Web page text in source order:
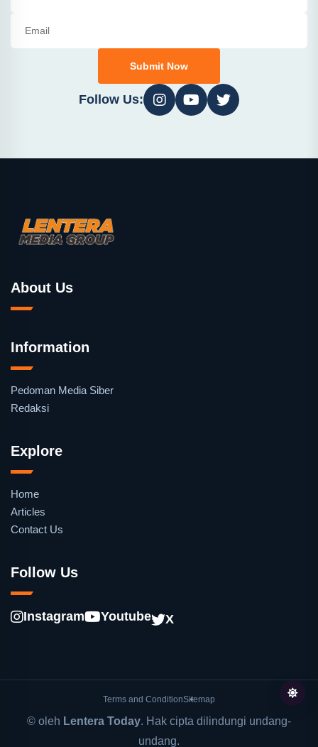
Submit Now
Follow Us:
About Us
Information
Pedoman Media Siber
Redaksi
Explore
Home
Articles
Contact Us
Follow Us
Instagram Youtube X
Terms and ConditionSitemap
© oleh Lentera Today. Hak cipta dilindungi undang-
undang.